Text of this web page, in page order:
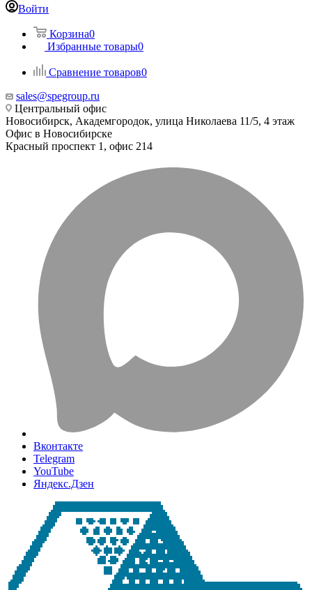
Войти
Корзина0
Избранные товары0
Сравнение товаров0
sales@spegroup.ru
Центральный офис
Новосибирск, Академгородок, улица Николаева 11/5, 4 этаж
Офис в Новосибирске
Красный проспект 1, офис 214
Вконтакте
Telegram
YouTube
Яндекс.Дзен